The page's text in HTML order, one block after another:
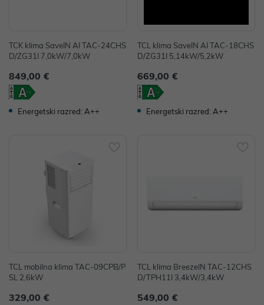
TCK klima SaveIN AI TAC-24CHS
D/ZG31I 7,0kW/7,0kW
849,00 €
Energetski razred: A++
TCL klima SaveIN AI TAC-18CHS
D/ZG31I 5,14kW/5,2kW
669,00 €
Energetski razred: A++
TCL mobilna klima TAC-09CPB/P
SL 2,6kW
329,00 €
TCL klima BreezeIN TAC-12CHS
D/TPH11I 3,4kW/3,4kW
549,00 €